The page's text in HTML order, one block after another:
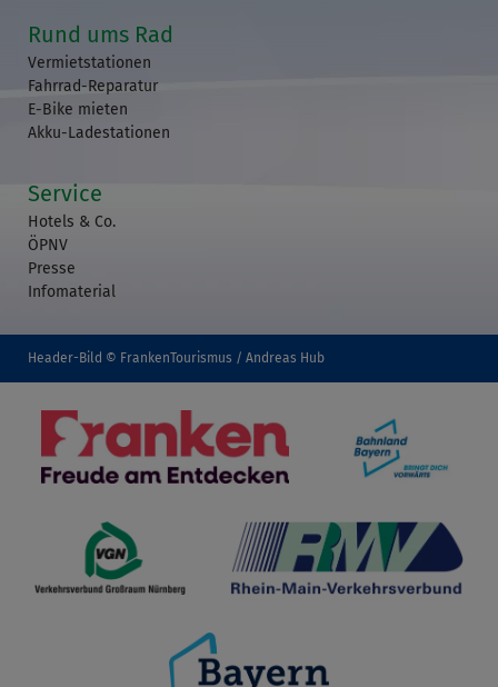
Rund ums Rad
Vermietstationen
Fahrrad-Reparatur
E-Bike mieten
Akku-Ladestationen
Service
Hotels & Co.
ÖPNV
Presse
Infomaterial
Header-Bild © FrankenTourismus / Andreas Hub